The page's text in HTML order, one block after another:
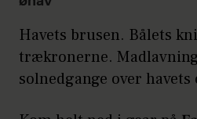
Havets brusen. Bålets
trækronerne.
solnedgange over havets